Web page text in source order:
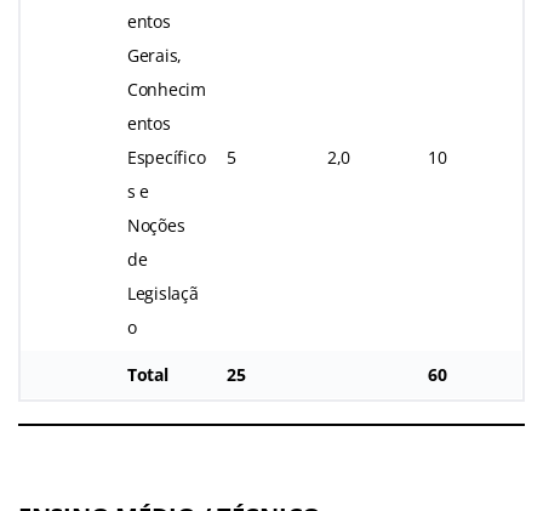
entos
Gerais,
Conhecim
entos
Específico
s e
Noções
de
Legislaçã
o
5 2,0 10
Total 25 60